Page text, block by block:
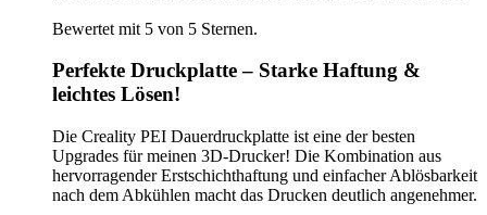
Bewertet mit 5 von 5 Sternen.
Perfekte Druckplatte – Starke Haftung &
leichtes Lösen!
Die Creality PEI Dauerdruckplatte ist eine der besten
Upgrades für meinen 3D-Drucker! Die Kombination aus
hervorragender Erstschichthaftung und einfacher Ablösbarkeit
nach dem Abkühlen macht das Drucken deutlich angenehmer.